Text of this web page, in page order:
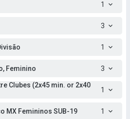
1
3
1
Feminino 3
Clubes (2x45 min. or 2x40
1
MX Femininos SUB-19 1